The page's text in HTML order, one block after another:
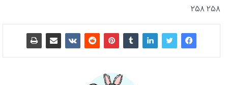
258 258